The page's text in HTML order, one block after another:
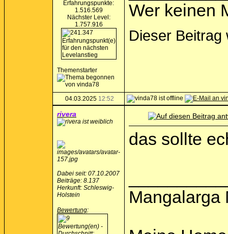
Erfahrungspunkte:
1.516.569
Nächster Level:
1.757.916
Themenstarter
Wer keinen
Dieser
04.03.2025 12:52
rivera
Dabei seit: 07.10.2007
Beiträge: 8.137
Herkunft: Schleswig-
Holstein
Bewertung:
das sollte
Mangalarga